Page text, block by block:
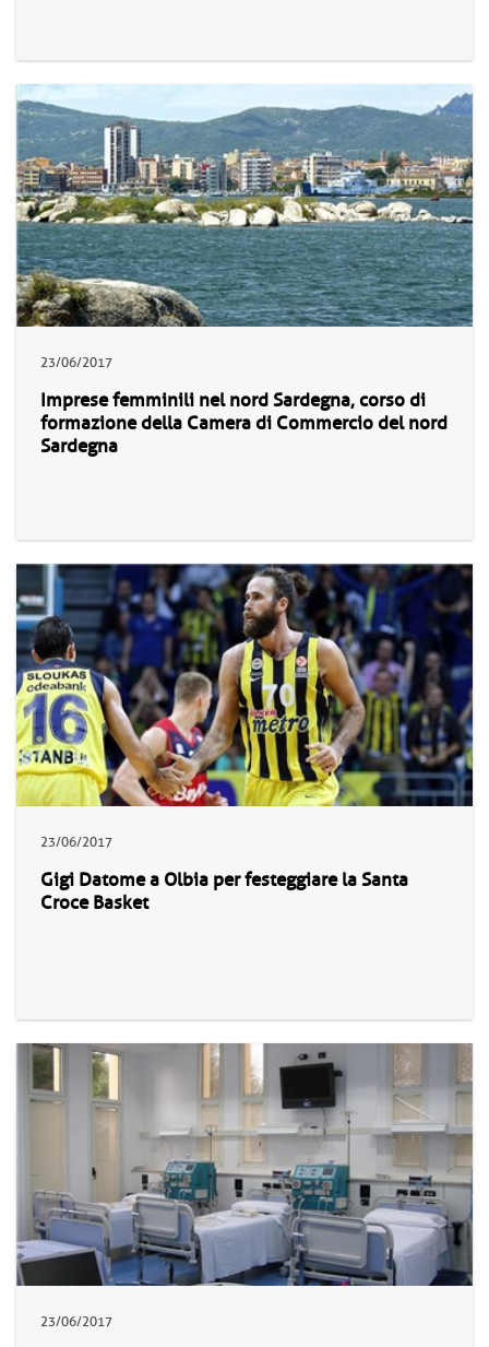
23/06/2017
Imprese femminili nel nord Sardegna, corso di
formazione della Camera di Commercio del nord
Sardegna
23/06/2017
Gigi Datome a Olbia per festeggiare la Santa
Croce Basket
23/06/2017